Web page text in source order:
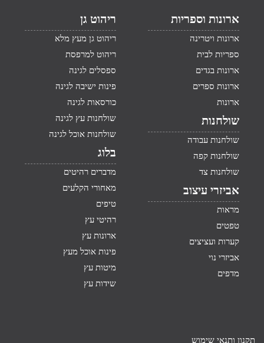
ארונות וספריות
ארונות ויטרינה
ספריות לבית
ארונות בגדים
ארונות ספרים
ארונות
שולחנות
שולחנות עבודה
שולחנות קפה
שולחנות צד
אביזרי עיצוב
מראות
טפטים
קערות ועציצים
אביזרי נוי
מדפים
ריהוט גן
ריהוט גן מעץ מלא
ריהוט למרפסת
ספסלים לגינה
פינות ישיבה לגינה
כורסאות לגינה
שולחנות עץ לגינה
שולחנות אוכל לגינה
בלוג
מדברים רהיטים
מאחורי הקלעים
טיפים
רהיטי עץ
ארונות עץ
פינות אוכל מעץ
מיטות עץ
שידות עץ
תקנון ותנאי שימוש